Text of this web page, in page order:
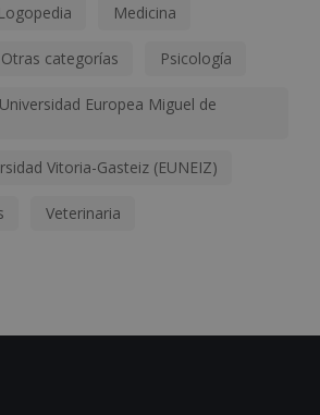
Logopedia Medicina
Otras categorías Psicología
Europea Miguel de
Vitoria-Gasteiz (EUNEIZ)
Veterinaria